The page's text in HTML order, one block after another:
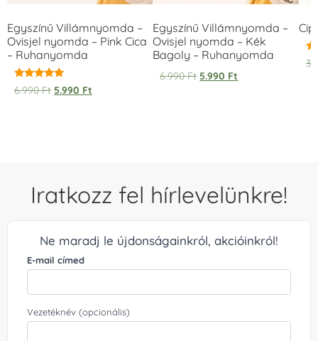
Egyszínű Villámnyomda –
Ovisjel nyomda – Pink Cica
– Ruhanyomda
Értékelés:
5.00
6.990Ft 5.990 Ft
Egyszínű Villámnyomda –
Ovisjel nyomda – Kék
Bagoly – Ruhanyomda
6.990Ft 5.990 Ft
Iratkozz fel hírlevelünkre!
Ne maradj le újdonságainkról, akcióinkról!
E-mail címed
Vezetéknév (opcionális)